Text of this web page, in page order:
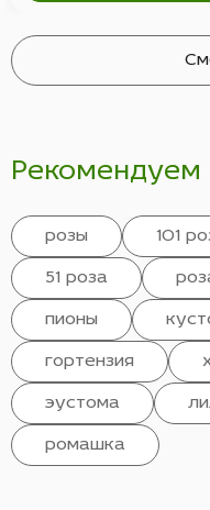
Рекомендуем
розы 101
51 роза
пионы
гортензия
эустома
ромашка